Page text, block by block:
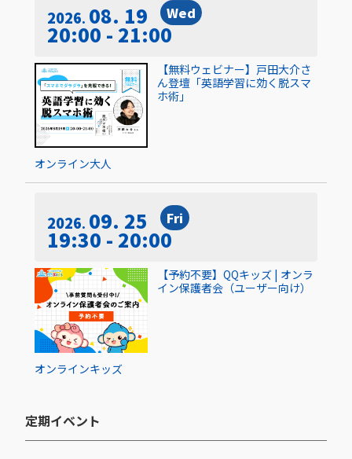
2026 08. 19 Wed
20:00 - 21:00
オンライン大人
【無料ウェビナー】戸田大介さ
ん登壇「英語学習に効く脱スマ
ホ術」
2026 09. 25 Fri
19:30 - 20:00
オンラインキッズ
【予約不要】QQキッズ | オンラ
イン保護者会（ユーザー向け）
定期イベント​